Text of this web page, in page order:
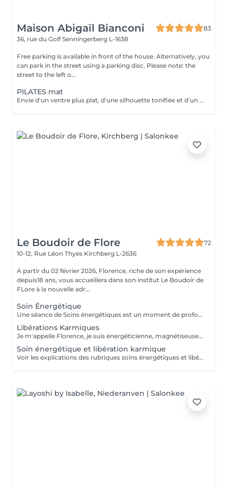
Maison Abigaïl Bianconi
83
36, rue du GolfSenningerberg L-1638
Free parking is available in front of the house. Alternatively, you
can park in the street using a parking disc. Please note: the
street to the left o...
PILATES mat
Envie d'un ventre plus plat, d'une silhouette tonifiée et d'un regain d'énergie ? Rejoignez mon cours de Pilates Mat en petit groupe ! Chaque séance vous fait travailler les abdominaux profonds, améliore votre posture, soulage le mal de dos et sculpte votre corps efficacement. Avec seulement 5 places disponibles, vous profitez d'un suivi personnalisé et de corrections adaptées pour maximiser vos résultats. Merci de prévoir l'appoint en espèces. 36 rue du Golf L-1638 Senningerberg Parking gratuit Toute réservation non honorée est due. Toute réservation non annulée 48h avant est due.
Le Boudoir de Flore
72
10-12, Rue Léon Thyes Kirchberg L-2636
A partir du 02 février 2026, Florence, riche de son expérience
depuis18 ans, vous accueillera dans son institut Le Boudoir de
FLore à la nouvelle adr...
Soin Énergétique
Une séance de Soins énergétiques est un moment de profond bien-être et de lâcher-prise, un moment précieux pour vous reconnecter avec vous-même. L'harmonisation énergétique permet de prendre soin de soi sans être envahi par le mental et les émotions, de libérer les blocages et mémoires du passé, de (re)trouver pleinement son potentiel d'énergie, sa force vitale et créatrice, de s'aimer et s'accepter et enfin, vivre l'amour inconditionnel, d'être en paix avec soi même et de ressentir centrage et légèreté. Les soins énergétiques que je pratique nettoient les différents corps énergétiques (physique, émotionnel, mental, spirituel) et visent à dissoudre les blocages et les croyances limitantes qui nous empêchent d'avancer positivement dans la vie. Avant tout travail énergétique, quelle que soit la méthode holistique, il est important de procéder à un diagnostic énergétique de la personne. A qui s'adresse le soin énergétique ? Ils peuvent être réalisés sur tout le monde, à tous âges, quelques soient les antécédents, les maladies et les traitements en cours. Les Soins Energétiques ne présentent pas de contre-indication, prévoir juste un temps de repos après une séance. A noter que ces thérapies ne remplacent pas, en aucun cas, la médecine conventionnelle. Mon approche énergétique est dépouillée de toute attache religieuse et ne demande pas au consultant de cheminement spirituel particulier. NB : chaque minute additionnelle au temps prévu sera facturée 1€. Merci. Pour une première expérience, choisissez la séance de 75 mn.
Libérations Karmiques
Je m'appelle Florence, je suis énergéticienne, magnétiseuse, passeuse d'âme, karmathérapeute et médium clairaudiente et clairvoyante. Les soins karmiques que je propose sont des soins énergétiques qui vont essentiellement travailler sur votre structure énergétique reliée à votre vie actuelle afin de libérer et nettoyer les empreintes de ces mémoires ancestrales négatives. Les soins karmiques et transgénérationnels consistent à aller libérer des mémoires, des blessures et blocages issus de nos vies antérieures dont votre structure énergétique porte encore l'empreinte. Certaines de ces mémoires douloureuses se rattachent directement à votre âme, d'autres sont associées à votre famille, dans ce cas nous parlons de mémoires transgénérationnelles. Lorsque je travaille sur des mémoires karmiques, grâce à la médiumnité, je peux retracer vos vies antérieures et voir précisément les blocages, les blessures, les émotions négatives liés à vos problèmes actuels. Vous allez vivre des moments de partage, et vous sentirez cette libération karmique par des sensations d'apaisement et de soulagement. Je conseille de faire dans un premier temps le soin énergétique et ensuite le soin libération karmique. Voter traitement en sera beaucoup plus efficace Vous allez prendre conscience pour quelles raisons vous êtes attiré par certains lieux, certaines personnalités etc. Cela donnera l'explication également sur vos comportements, vos préférences, vos craintes. NB : pour chaque minute additionnelle au temps prévu sera facturée 1€. Merci
Soin énergétique et libération karmique
Voir les explications des rubriques soins énergétiques et libérations karmiques. Pour chaque minute additionnelle au temps prévu, 1€ sera facturé. Merci de votre compréhension.